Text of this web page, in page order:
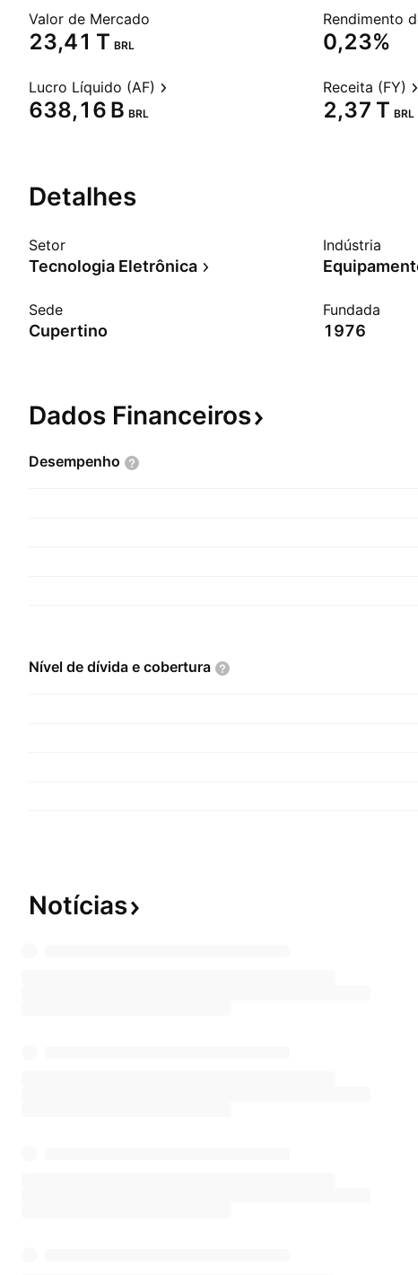
Valor de Mercado
‪23,41 T‬ BRL 0,23%
Lucro Líquido (AF)
‪638,16 B‬ BRL
Receita (FY)
‪2,37 T‬ BRL
Detalhes
Setor
Tecnologia Eletrônica
Indústria
Sede
Cupertino
Fundada
1976
Dados Financeiros
Desempenho
Nível de dívida e cobertura
Notícias